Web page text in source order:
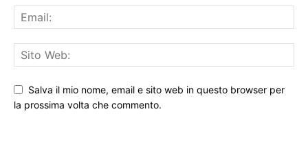
Salva il mio nome, email e sito web in questo browser per
la prossima volta che commento.